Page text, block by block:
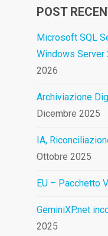
POST
Microsoft SQL
Windows Server
2026
Archiviazione
Dicembre 2025
IA,
Ottobre 2025
EU – Pacchetto
GeminiXP.net
2025